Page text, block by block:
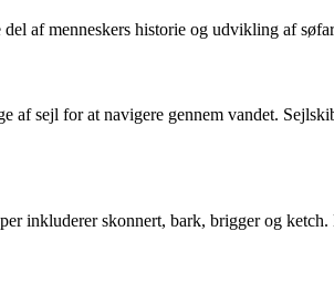
af menneskers historie og udvikling af
sejl for at navigere gennem vandet.
inkluderer skonnert, bark, brigger og